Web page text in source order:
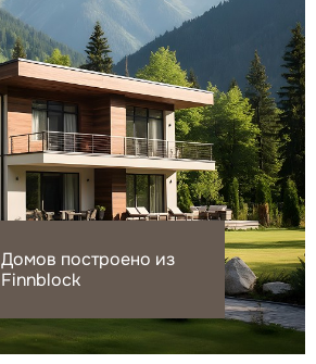
Домов построено из
Finnblock